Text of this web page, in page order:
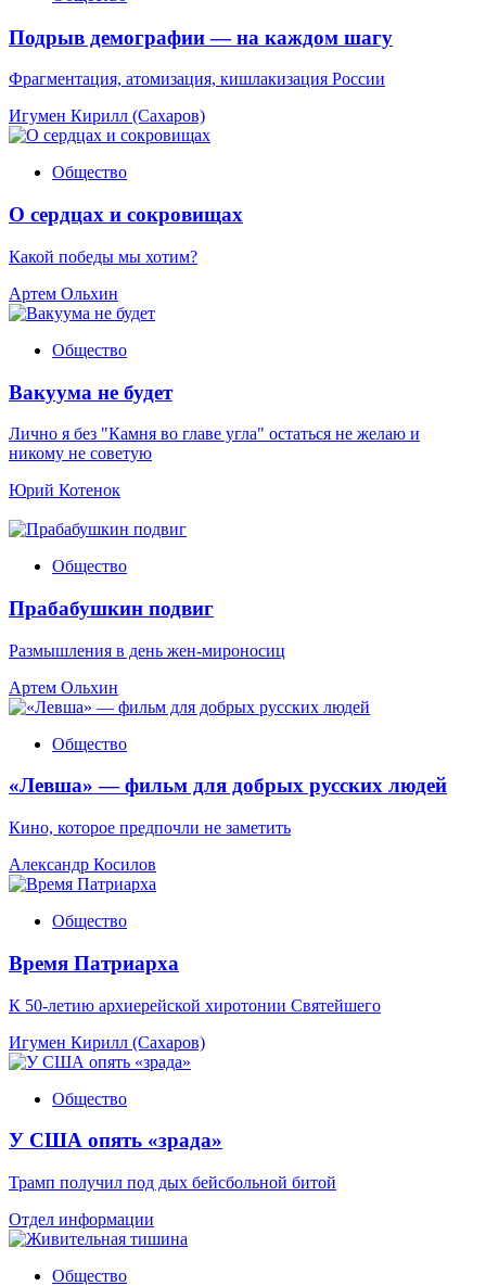
Подрыв демографии — на каждом шагу
Фрагментация, атомизация, кишлакизация России
Игумен Кирилл (Сахаров)
Общество
О сердцах и сокровищах
Какой победы мы хотим?
Артем Ольхин
Общество
Вакуума не будет
Лично я без "Камня во главе угла" остаться не желаю и
никому не советую
Юрий Котенок
Общество
Прабабушкин подвиг
Размышления в день жен-мироносиц
Артем Ольхин
Общество
«Левша» — фильм для добрых русских людей
Кино, которое предпочли не заметить
Александр Косилов
Общество
Время Патриарха
К 50-летию архиерейской хиротонии Святейшего
Игумен Кирилл (Сахаров)
Общество
У США опять «зрада»
Трамп получил под дых бейсбольной битой
Отдел информации
Общество